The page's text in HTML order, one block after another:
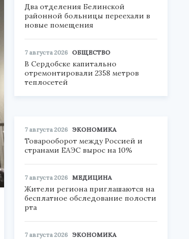
Два отделения Белинской
районной больницы переехали в
новые помещения
7 августа 2026 ОБЩЕСТВО
В Сердобске капитально
отремонтировали 2358 метров
теплосетей
7 августа 2026 ЭКОНОМИКА
Товарооборот между Россией и
странами ЕАЭС вырос на 10%
7 августа 2026 МЕДИЦИНА
Жители региона приглашаются на
бесплатное обследование полости
рта
7 августа 2026 ЭКОНОМИКА